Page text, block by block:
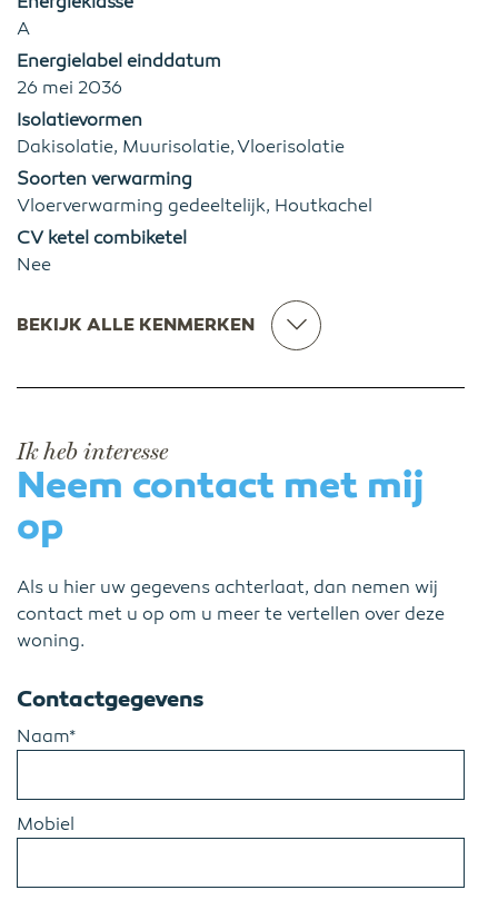
A
Energielabel einddatum
26 mei 2036
Isolatievormen
Dakisolatie, Muurisolatie, Vloerisolatie
Soorten verwarming
Vloerverwarming gedeeltelijk, Houtkachel
CV ketel combiketel
Nee
BEKIJK ALLE KENMERKEN
Ik heb interesse
Neem contact met mij
op
Als u hier uw gegevens achterlaat, dan nemen wij
contact met u op om u meer te vertellen over deze
woning.
Contactgegevens
Naam*
Mobiel